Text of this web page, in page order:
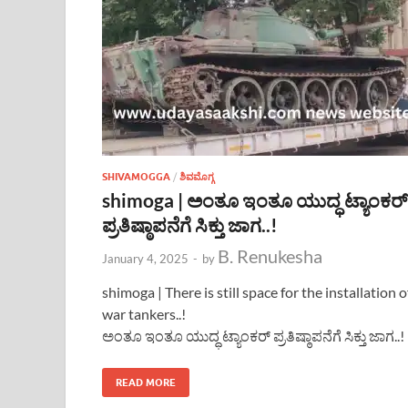
SHIVAMOGGA / ಶಿವಮೊಗ್ಗ
shimoga | ಅಂತೂ ಇಂತೂ ಯುದ್ಧ ಟ್ಯಾಂಕರ್
ಪ್ರತಿಷ್ಠಾಪನೆಗೆ ಸಿಕ್ತು ಜಾಗ..!
January 4, 2025 - by B. Renukesha
shimoga | There is still space for the installation
war tankers..!
ಅಂತೂ ಇಂತೂ ಯುದ್ಧ ಟ್ಯಾಂಕರ್ ಪ್ರತಿಷ್ಠಾಪನೆಗೆ ಸಿಕ್ತು ಜಾಗ..!
READ MORE